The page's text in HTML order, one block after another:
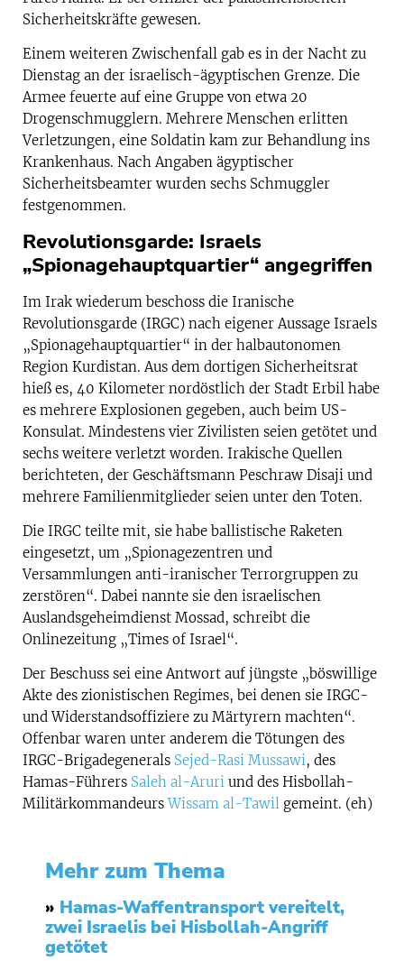
Sicherheitskräfte gewesen.
Einem weiteren Zwischenfall gab es in der Nacht zu
Dienstag an der israelisch-ägyptischen Grenze. Die
Armee feuerte auf eine Gruppe von etwa 20
Drogenschmugglern. Mehrere Menschen erlitten
Verletzungen, eine Soldatin kam zur Behandlung ins
Krankenhaus. Nach Angaben ägyptischer
Sicherheitsbeamter wurden sechs Schmuggler
festgenommen.
Revolutionsgarde: Israels
„Spionagehauptquartier“ angegriffen
Im Irak wiederum beschoss die Iranische
Revolutionsgarde (IRGC) nach eigener Aussage Israels
„Spionagehauptquartier“ in der halbautonomen
Region Kurdistan. Aus dem dortigen Sicherheitsrat
hieß es, 40 Kilometer nordöstlich der Stadt Erbil habe
es mehrere Explosionen gegeben, auch beim US-
Konsulat. Mindestens vier Zivilisten seien getötet und
sechs weitere verletzt worden. Irakische Quellen
berichteten, der Geschäftsmann Peschraw Disaji und
mehrere Familienmitglieder seien unter den Toten.
Die IRGC teilte mit, sie habe ballistische Raketen
eingesetzt, um „Spionagezentren und
Versammlungen anti-iranischer Terrorgruppen zu
zerstören“. Dabei nannte sie den israelischen
Auslandsgeheimdienst Mossad, schreibt die
Onlinezeitung „Times of Israel“.
Der Beschuss sei eine Antwort auf jüngste „böswillige
Akte des zionistischen Regimes, bei denen sie IRGC-
und Widerstandsoffiziere zu Märtyrern machten“.
Offenbar waren unter anderem die Tötungen des
IRGC-Brigadegenerals Sejed-Rasi Mussawi, des
Hamas-Führers Saleh al-Aruri und des Hisbollah-
MilitärkommandeursWissam al-Tawil gemeint. (eh)
Mehr zum Thema
» Hamas-Waffentransport vereitelt,
zwei Israelis bei Hisbollah-Angriff
getötet